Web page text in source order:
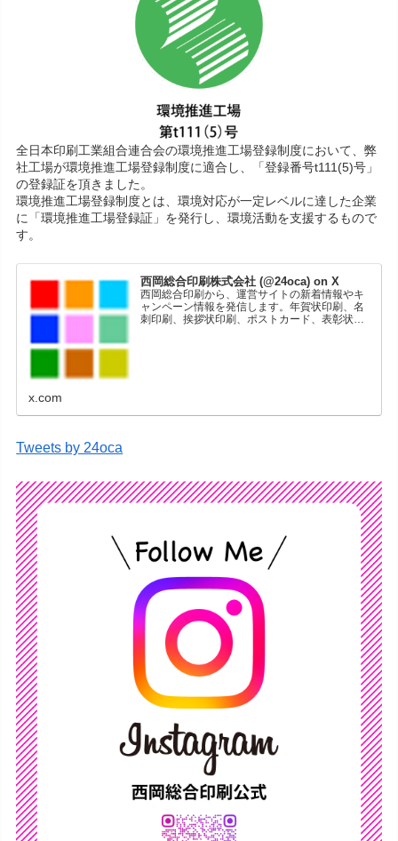
全日本印刷工業組合連合会の環境推進工場登録制度において、弊
社工場が環境推進工場登録制度に適合し、「登録番号t111(5)号」
の登録証を頂きました。
環境推進工場登録制度とは、環境対応が一定レベルに達した企業
に「環境推進工場登録証」を発行し、環境活動を支援するもので
す。
西岡総合印刷株式会社 (@24oca) on X
西岡総合印刷から、運営サイトの新着情報やキ
ャンペーン情報を発信します。年賀状印刷、名
刺印刷、挨拶状印刷、ポストカード、表彰状印
x.com
Tweets by 24oca